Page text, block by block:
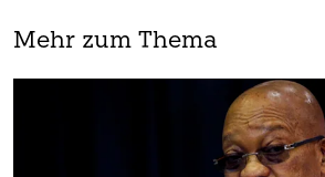
Mehr zum Thema